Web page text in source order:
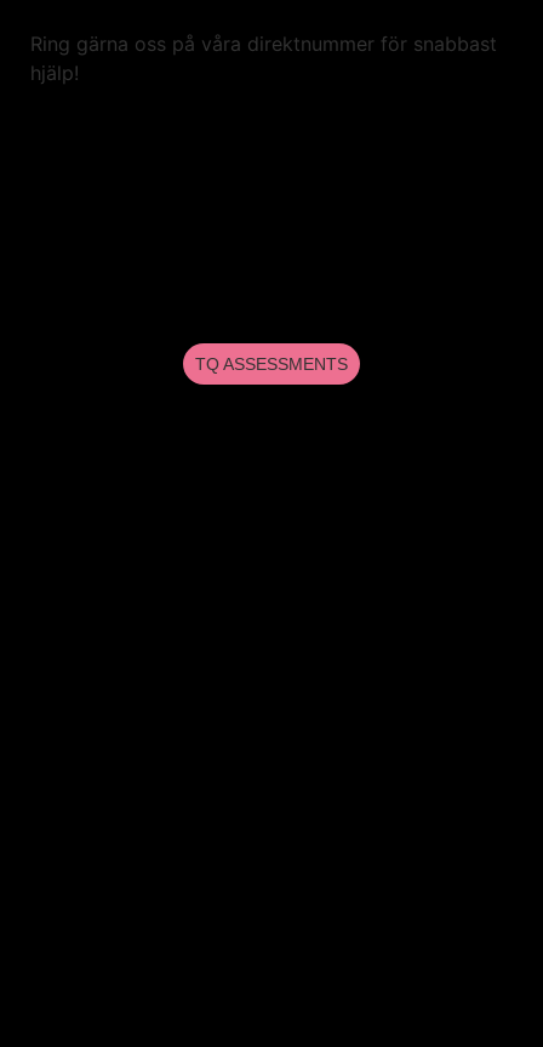
Ring gärna oss på våra direktnummer för snabbast
hjälp!
TQ ASSESSMENTS